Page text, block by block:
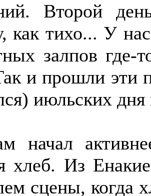
Второй
как тихо... У
залпов где-
и прошли эти
июльских дня
начал
хлеб. Из
сцены, когда